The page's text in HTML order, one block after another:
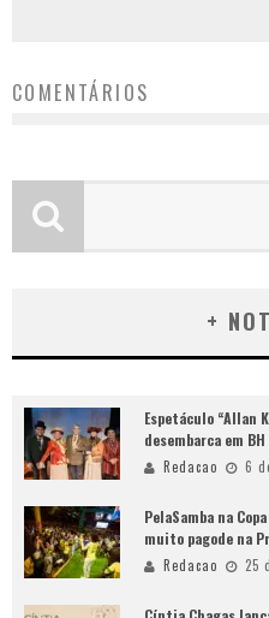
COMENTÁRIOS
+
Espetáculo “Allan
desembarca em
Redacao 6
PelaSamba na
muito pagode na
Redacao 25